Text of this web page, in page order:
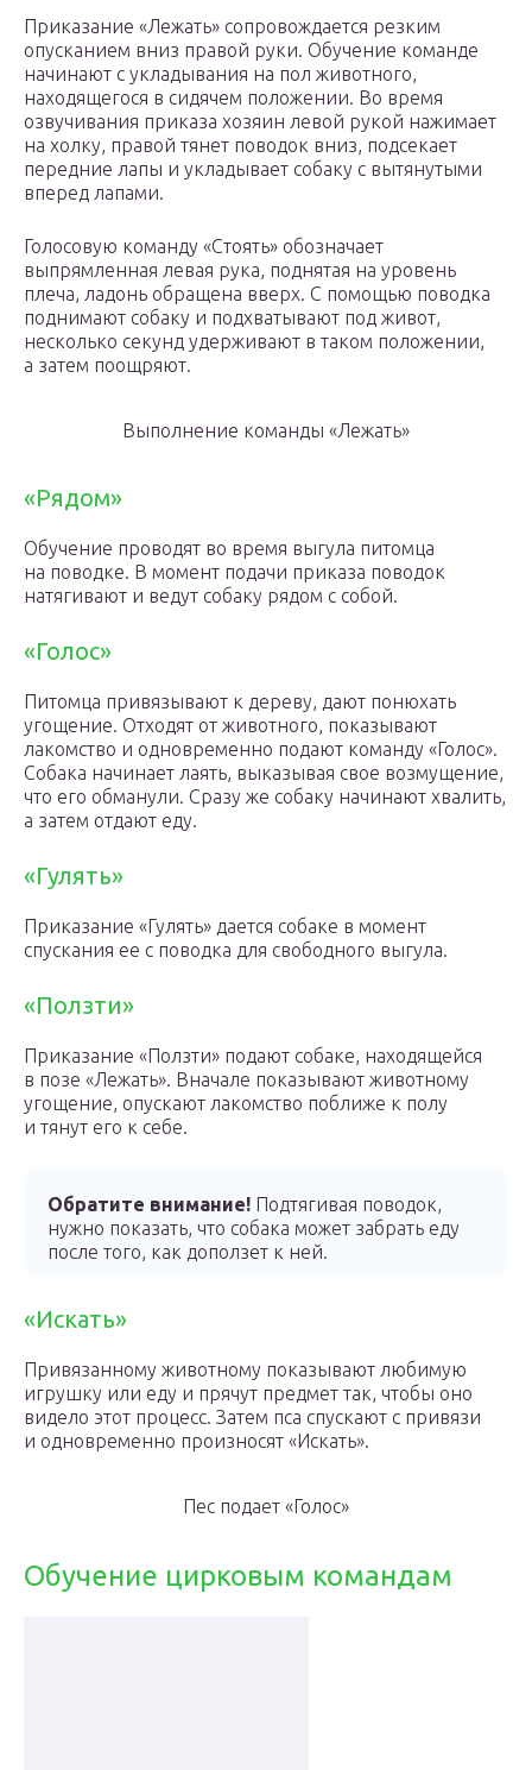
Приказание «Лежать» сопровождается резким
опусканием вниз правой руки. Обучение команде
начинают с укладывания на пол животного,
находящегося в сидячем положении. Во время
озвучивания приказа хозяин левой рукой нажимает
на холку, правой тянет поводок вниз, подсекает
передние лапы и укладывает собаку с вытянутыми
вперед лапами.
Голосовую команду «Стоять» обозначает
выпрямленная левая рука, поднятая на уровень
плеча, ладонь обращена вверх. С помощью поводка
поднимают собаку и подхватывают под живот,
несколько секунд удерживают в таком положении,
а затем поощряют.
Выполнение команды «Лежать»
«Рядом»
Обучение проводят во время выгула питомца
на поводке. В момент подачи приказа поводок
натягивают и ведут собаку рядом с собой.
«Голос»
Питомца привязывают к дереву, дают понюхать
угощение. Отходят от животного, показывают
лакомство и одновременно подают команду «Голос».
Собака начинает лаять, выказывая свое возмущение,
что его обманули. Сразу же собаку начинают хвалить,
а затем отдают еду.
«Гулять»
Приказание «Гулять» дается собаке в момент
спускания ее с поводка для свободного выгула.
«Ползти»
Приказание «Ползти» подают собаке, находящейся
в позе «Лежать». Вначале показывают животному
угощение, опускают лакомство поближе к полу
и тянут его к себе.
Обратите внимание! Подтягивая поводок,
нужно показать, что собака может забрать еду
после того, как доползет к ней.
«Искать»
Привязанному животному показывают любимую
игрушку или еду и прячут предмет так, чтобы оно
видело этот процесс. Затем пса спускают с привязи
и одновременно произносят «Искать».
Пес подает «Голос»
Обучение цирковым командам